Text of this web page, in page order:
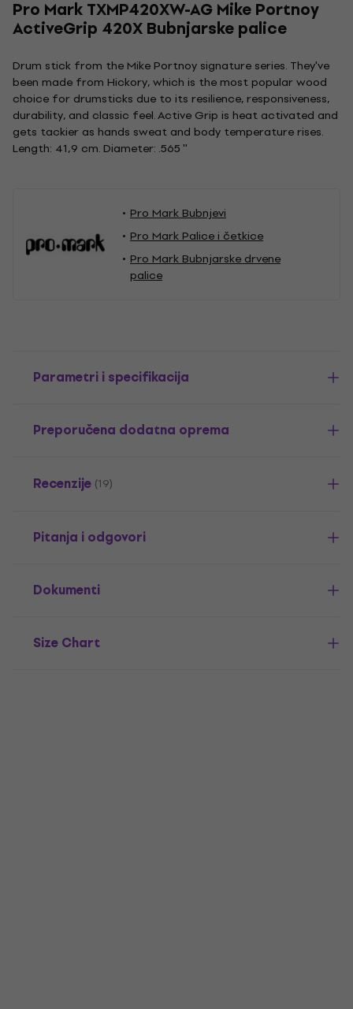
Pro Mark TXMP420XW-AG Mike Portnoy
ActiveGrip 420X Bubnjarske palice
Drum stick from the Mike Portnoy signature series. They've
been made from Hickory, which is the most popular wood
choice for drumsticks due to its resilience, responsiveness,
durability, and classic feel. Active Grip is heat activated and
gets tackier as hands sweat and body temperature rises.
Length: 41,9 cm. Diameter: .565 ''
Pro Mark Bubnjevi
Pro Mark Palice i četkice
Pro Mark Bubnjarske drvene
palice
Parametri i specifikacija
Preporučena dodatna oprema
Recenzije (19)
Pitanja i odgovori
Dokumenti
Size Chart